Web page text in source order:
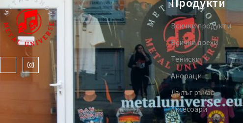
Всички продукти
Всички дрехи
Тениски
Анораци
Дълъг ръкав
Аксесоари